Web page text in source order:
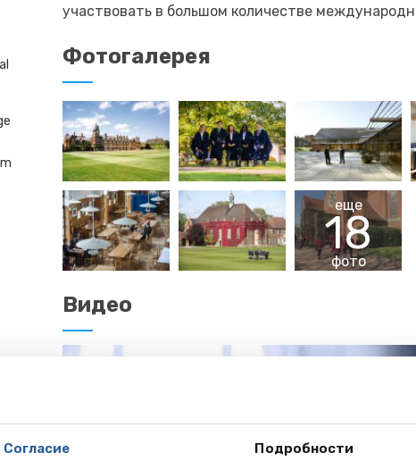
Согласие Подробности
участвовать в большом количестве
Фотогалерея
еще
18
фото
Видео